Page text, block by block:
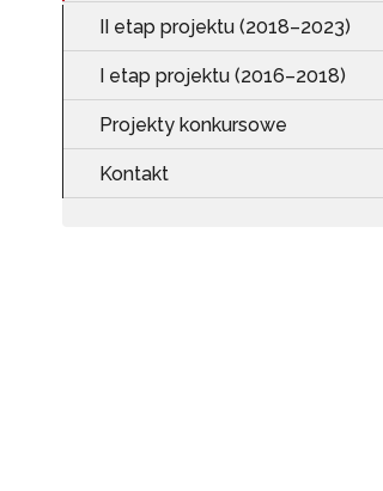
II etap projektu (2018–2023)
I etap projektu (2016–2018)
Projekty konkursowe
Kontakt